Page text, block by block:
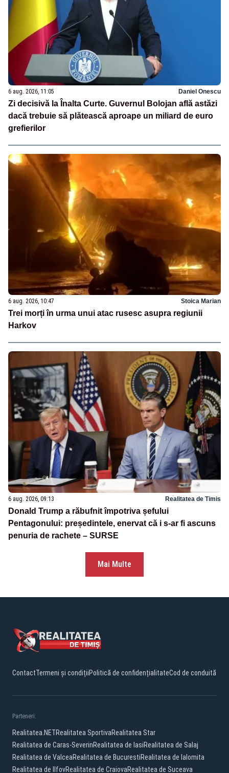
6 aug. 2026, 11:05 Daniel Onescu
Zi decisivă la Înalta Curte. Guvernul Bolojan află astăzi
dacă trebuie să plătească aproape un miliard de euro
grefierilor
6 aug. 2026, 10:47 Stoica Marian
Trei morți în urma unui atac rusesc asupra regiunii
Harkov
6 aug. 2026, 09:13 Realitatea de Timis
Donald Trump a răbufnit împotriva șefului
Pentagonului: președintele, enervat că i s-ar fi ascuns
penuria de rachete – SURSE
Mai Multe
ContactTermeni și condițiiPolitică de confidențialitateCod de conduită
Parteneri:
Realitatea.NETRealitatea SportivaRealitatea Star
Realitatea de Caras-SeverinRealitatea de IasiRealitatea de Salaj
Realitatea de ValceaRealitatea de BucurestiRealitatea de Ialomita
Realitatea de IlfovRealitatea de CraiovaRealitatea de Suceava